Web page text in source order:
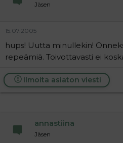
Jäsen
15.07.2005
hups! Uutta minullekin!
repeämiä. Toivottavasti ei
Ilmoita asiaton viesti
annastiina
Jäsen